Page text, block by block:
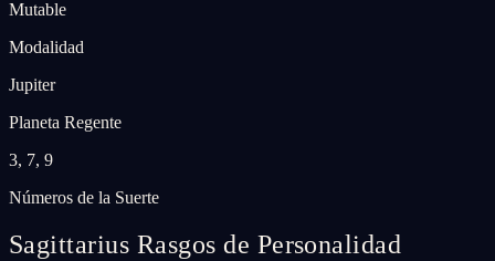
Mutable
Modalidad
Jupiter
Planeta Regente
3, 7, 9
Números de la Suerte
Sagittarius Rasgos de Personalidad